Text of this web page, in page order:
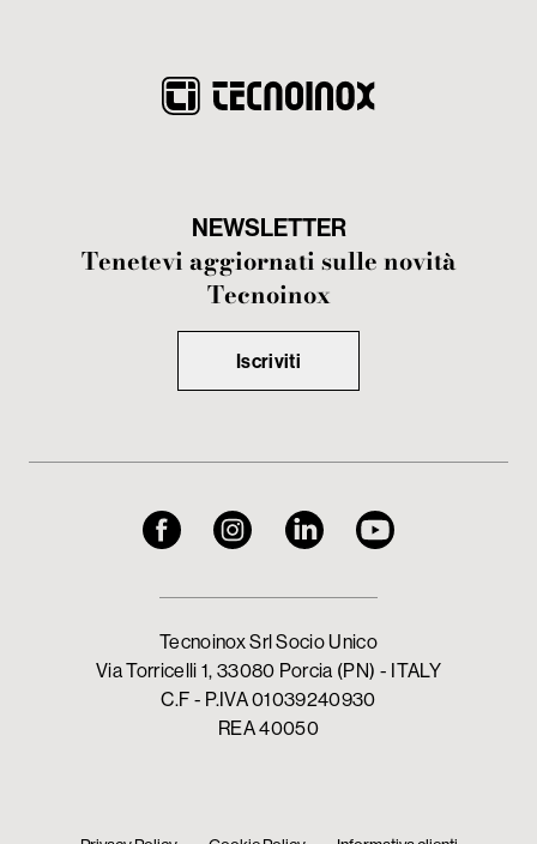
NEWSLETTER
Tenetevi aggiornati sulle novità
Tecnoinox
Iscriviti
Tecnoinox Srl Socio Unico
Via Torricelli 1, 33080 Porcia (PN) - ITALY
C.F - P.IVA 01039240930
REA 40050